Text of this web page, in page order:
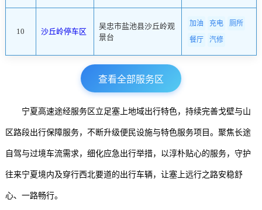
10 沙丘岭停车区
吴忠市盐池县沙丘岭观
景台
加油 充电
厕所
餐厅
汽修
查看全部服务区
宁夏高速途经服务区立足塞上地域出行特色，持续完善戈壁与山
区路段出行保障服务，不断升级便民设施与特色服务项目。聚焦长途
自驾与过境车流需求，细化应急出行举措，以淳朴贴心的服务，守护
往来宁夏境内及穿行西北要道的出行车辆，让塞上远行之路安稳舒
心、一路畅行。